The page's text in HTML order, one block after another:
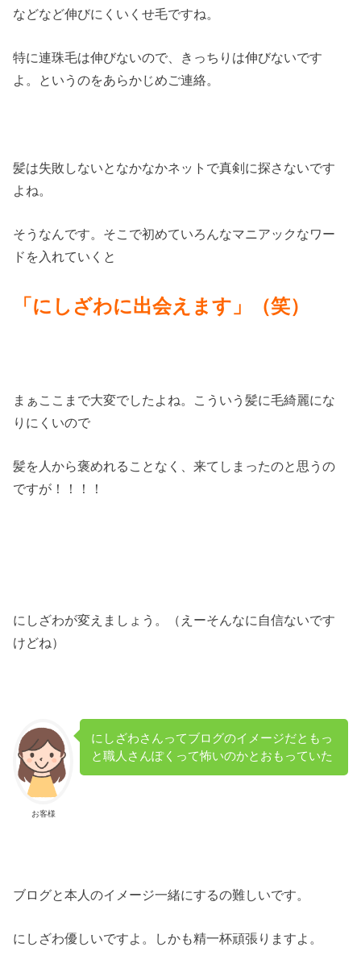
などなど伸びにくいくせ毛ですね。
特に連珠毛は伸びないので、きっちりは伸びないです
よ。というのをあらかじめご連絡。
髪は失敗しないとなかなかネットで真剣に探さないです
よね。
そうなんです。そこで初めていろんなマニアックなワー
ドを入れていくと
「にしざわに出会えます」（笑）
まぁここまで大変でしたよね。こういう髪に毛綺麗にな
りにくいので
髪を人から褒めれることなく、来てしまったのと思うの
ですが！！！！
にしざわが変えましょう。（えーそんなに自信ないです
けどね）
お客様
にしざわさんってブログのイメージだともっ
と職人さんぽくって怖いのかとおもっていた
ブログと本人のイメージ一緒にするの難しいです。
にしざわ優しいですよ。しかも精一杯頑張りますよ。